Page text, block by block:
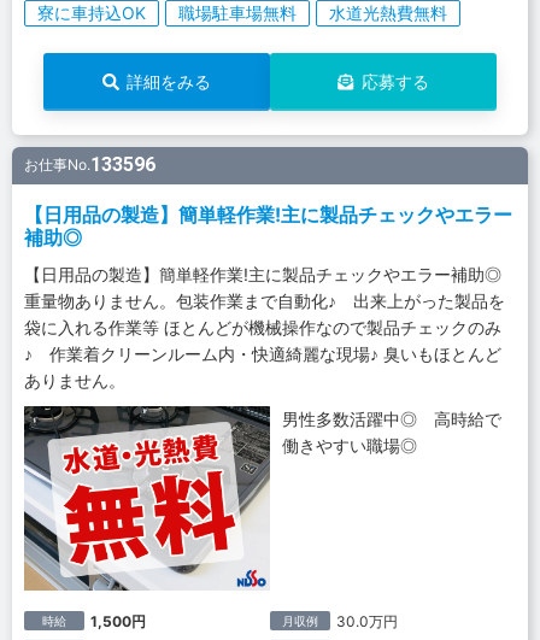
寮に車持込OK
職場駐車場無料 水道光熱費無料
詳細をみる 応募する
お仕事No.133596
【日用品の製造】簡単軽作業!主に製品チェックやエラー
補助◎
【日用品の製造】簡単軽作業!主に製品チェックやエラー補助◎
重量物ありません。包装作業まで自動化♪ 出来上がった製品を
袋に入れる作業等 ほとんどが機械操作なので製品チェックのみ
♪ 作業着クリーンルーム内・快適綺麗な現場♪ 臭いもほとんど
ありません。
男性多数活躍中◎ 高時給で
働きやすい職場◎
時給 1,500円 月収例 30.0万円